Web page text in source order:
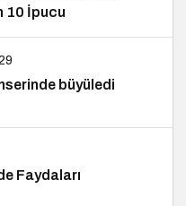
10 İpucu
büyüledi
Faydaları